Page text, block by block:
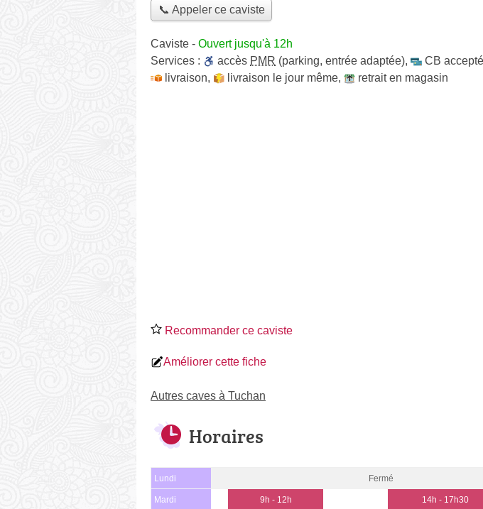
📞 Appeler ce caviste
Caviste - Ouvert jusqu'à 12h
Services :
accès PMR (parking, entrée adaptée), CB
livraison, livraison le jour même, retrait en magasin
Recommander ce caviste
Améliorer cette fiche
Autres caves à Tuchan
Horaires
Lundi Fermé
Mardi 9h - 12h 14h - 17h30